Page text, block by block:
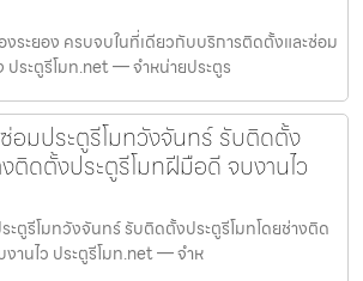
งระยอง ครบจบในที่เดียวกับบริการติดตั้งและซ่อม
ประตูรีโมท.net — จำหน่ายประตูร
อมประตูรีโมทวังจันทร์ รับติดตั้ง
ติดตั้งประตูรีโมทฝีมือดี จบงานไว
ะตูรีโมทวังจันทร์ รับติดตั้งประตูรีโมทโดยช่างติด
านไว ประตูรีโมท.net — จำห